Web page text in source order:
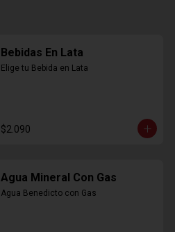
Bebidas En Lata
Elige tu Bebida en Lata
$2.090
Agua Mineral Con Gas
Agua Benedicto con Gas